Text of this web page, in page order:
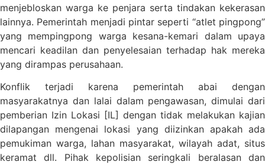
menjebloskan warga ke penjara serta tindakan kekerasan
lainnya. Pemerintah menjadi pintar seperti “atlet pingpong”
yang mempingpong warga kesana-kemari dalam upaya
mencari keadilan dan penyelesaian terhadap hak mereka
yang dirampas perusahaan.
Konflik terjadi karena pemerintah abai dengan
masyarakatnya dan lalai dalam pengawasan, dimulai dari
pemberian Izin Lokasi [IL] dengan tidak melakukan kajian
dilapangan mengenai lokasi yang diizinkan apakah ada
pemukiman warga, lahan masyarakat, wilayah adat, situs
keramat dll. Pihak kepolisian seringkali beralasan dan